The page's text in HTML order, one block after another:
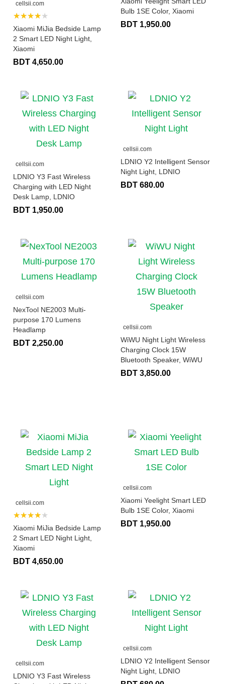
cellsii.com
★★★★★
Xiaomi MiJia Bedside Lamp
2 Smart LED Night Light,
Xiaomi
BDT 4,650.00
Bulb 1SE Color, Xiaomi
BDT 1,950.00
cellsii.com
LDNIO Y3 Fast Wireless
Charging with LED Night
Desk Lamp, LDNIO
BDT 1,950.00
cellsii.com
LDNIO Y2 Intelligent Sensor
Night Light, LDNIO
BDT 680.00
cellsii.com
NexTool NE2003 Multi-
purpose 170 Lumens
Headlamp
BDT 2,250.00
cellsii.com
WiWU Night Light Wireless
Charging Clock 15W
Bluetooth Speaker, WiWU
BDT 3,850.00
cellsii.com
★★★★★
Xiaomi MiJia Bedside Lamp
2 Smart LED Night Light,
Xiaomi
BDT 4,650.00
cellsii.com
Xiaomi Yeelight Smart LED
Bulb 1SE Color, Xiaomi
BDT 1,950.00
cellsii.com
LDNIO Y3 Fast Wireless
cellsii.com
LDNIO Y2 Intelligent Sensor
Night Light, LDNIO